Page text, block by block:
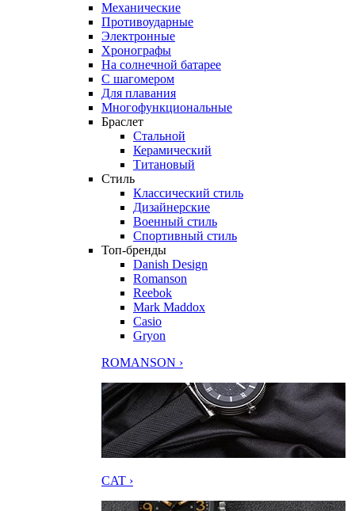
Механические
Противоударные
Электронные
Хронографы
На солнечной батарее
С шагомером
Для плавания
Многофункциональные
Браслет
Стальной
Керамический
Титановый
Стиль
Классический стиль
Дизайнерские
Военный стиль
Спортивный стиль
Топ-бренды
Danish Design
Romanson
Reebok
Mark Maddox
Casio
Gryon
ROMANSON ›
CAT ›